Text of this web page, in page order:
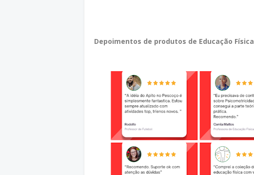
Depoimentos de produtos de Educação Física